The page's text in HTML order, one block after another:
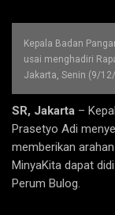
Kepala Badan
usai menghadiri
Jakarta, Senin (9/
SR, Jakarta –
Prasetyo Adi
memberikan
MinyaKita dapat
Perum Bulog.